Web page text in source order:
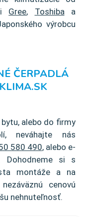
Gree, Toshiba a
výrobcu
ČERPADLÁ
alebo do firmy
neváhajte nás
580 490, alebo e-
Dohodneme si s
montáže a na
cenovú
nehnuteľnosť.